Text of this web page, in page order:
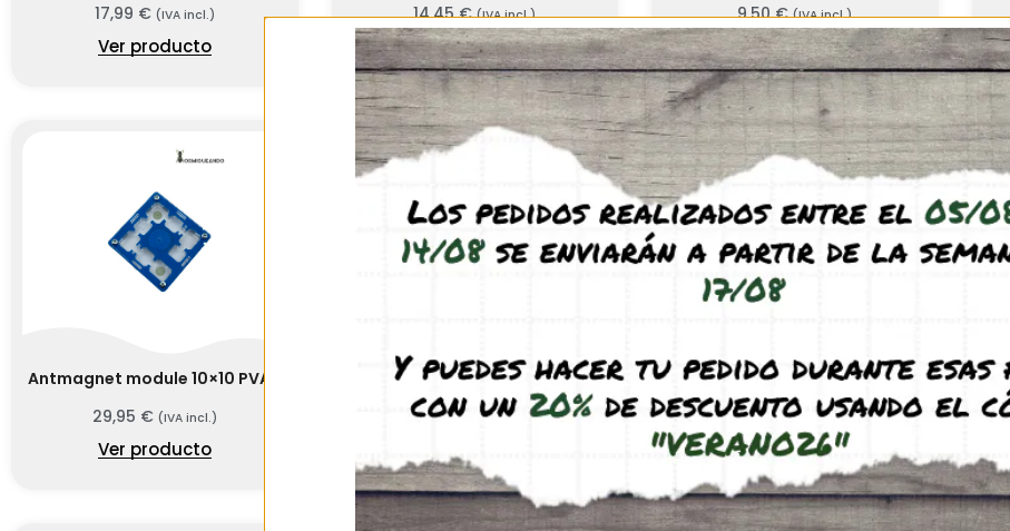
17,99 € (IVA incl.)
Ver producto
14,45€ (IVA incl.)
Ver producto
9,50€ (IVA incl.)
Ver producto
Antmagnet module 10×10 PVA E
29,95 € (IVA incl.)
Ver producto
Antmagnet module 10×10 PVA
27,95€ (IVA incl.)
Antmagnet module 10×10 C
31,95€ (IVA incl.)
Ver producto